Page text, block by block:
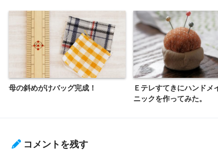
母の斜めがけバッグ完成！
Ｅテレすてきにハンドメ
ニックを作ってみた。
コメントを残す